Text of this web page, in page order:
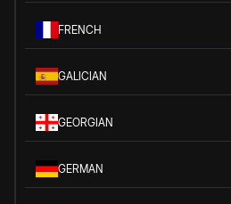
FRENCH
GALICIAN
GEORGIAN
GERMAN